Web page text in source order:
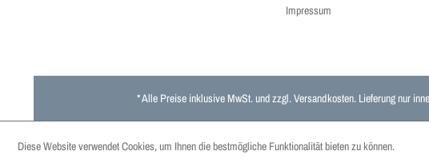
Impressum
* Alle Preise inklusive MwSt. und zzgl.Versandkosten. Lieferung nur
Diese Website verwendet Cookies, um Ihnen die bestmögliche Funktionalität bieten zu können.